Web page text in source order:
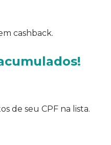
cashback.
de seu CPF na lista.